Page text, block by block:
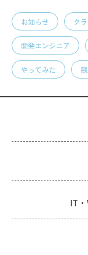
お知らせ ク
開発エンジニア
やってみた
IT